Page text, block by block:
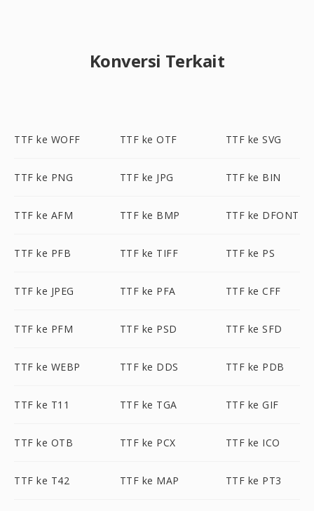
Konversi Terkait
TTF ke WOFF TTF ke OTF TTF ke SVG
TTF ke PNG TTF ke JPG TTF ke BIN
TTF ke AFM TTF ke BMP TTF ke DFONT
TTF ke PFB TTF ke TIFF TTF ke PS
TTF ke JPEG TTF ke PFA TTF ke CFF
TTF ke PFM TTF ke PSD TTF ke SFD
TTF ke WEBP TTF ke DDS TTF ke PDB
TTF ke T11 TTF ke TGA TTF ke GIF
TTF ke OTB TTF ke PCX TTF ke ICO
TTF ke T42 TTF ke MAP TTF ke PT3